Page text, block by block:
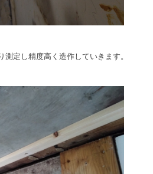
測定し精度高く造作していきます。